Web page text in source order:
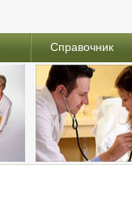
Справочник